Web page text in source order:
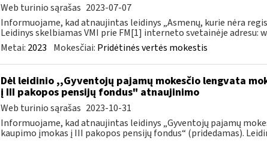
Web turinio sąrašas 2023-07-07
Informuojame, kad atnaujintas leidinys „Asmenų, kurie nėra
Leidinys skelbiamas VMI prie FM[1] interneto svetainėje adresu:
Metai: 2023 Mokesčiai: Pridėtinės vertės mokestis
Dėl leidinio ,,Gyventojų pajamų mokesčio lengvata
į III pakopos pensijų fondus" atnaujinimo
Web turinio sąrašas 2023-10-31
Informuojame, kad atnaujintas leidinys „Gyventojų pajamų
kaupimo įmokas į III pakopos pensijų fondus“ (pridedamas).